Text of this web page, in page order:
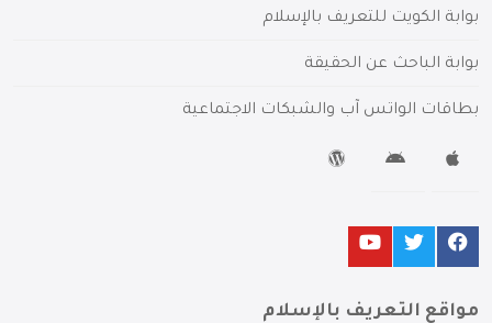
بوابة الكويت للتعريف بالإسلام
بوابة الباحث عن الحقيقة
بطاقات الواتس آب والشبكات الاجتماعية
مواقع التعريف بالإسلام